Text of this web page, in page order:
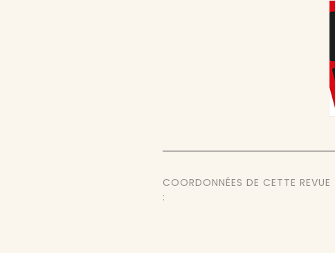
COORDONNÉES DE CETTE REVUE
: